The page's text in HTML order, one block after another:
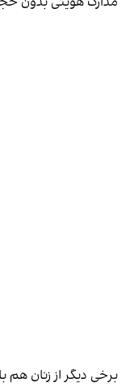
برخی دیگر از زنان هم